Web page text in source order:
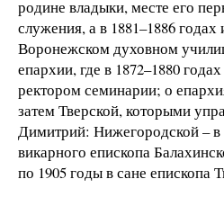
родине владыки, месте его
служения, а в 1881–1886 годах
Воронежском духовном
епархии, где в 1872–1880
ректором семинарии; о
затем Тверской, которыми
Димитрий: Нижегородской – в
викарного епископа
по 1905 годы в сане епископа